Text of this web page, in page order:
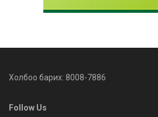
Холбоо барих: 8008-7886
Follow Us